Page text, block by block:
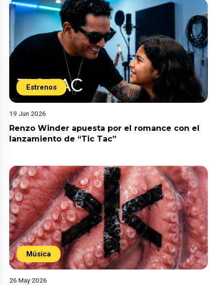
Estrenos
19 Jun 2026
Renzo Winder apuesta por el romance con el
lanzamiento de “Tic Tac”
Música
26 May 2026